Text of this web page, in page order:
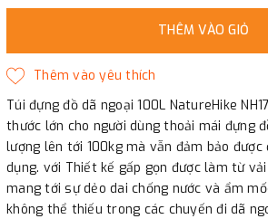
THÊM VÀO GIỎ
Túi đựng đồ dã ngoại 100L NatureHike
thước lớn cho người dùng thoải mái đựng
lượng lên tới 100kg mà vẫn đảm bảo được
dụng. với Thiết kế gấp gọn được làm từ
mang tới sự dẻo dai chống nước và ẩm
không thể thiếu trong các chuyến đi dã